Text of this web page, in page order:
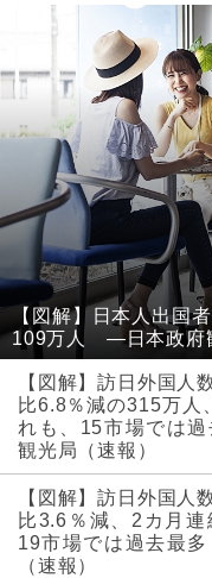
【図解】日本人出国
109万人 ―日本政府
【図解】訪日外国人
比6.8％減の315万人
れも、15市場では
観光局（速報）
【図解】訪日外国人
比3.6％減、2カ月
19市場では過去最
（速報）